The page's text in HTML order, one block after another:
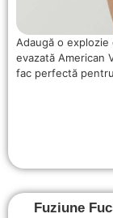
Adaugă o
evazată American
fac perfectă
Fuziune